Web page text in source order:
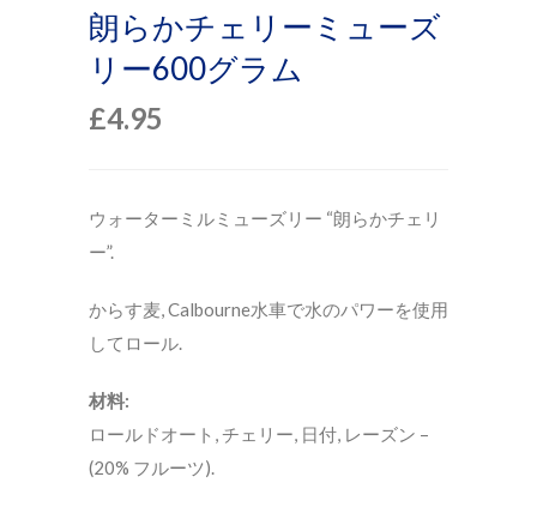
朗らかチェリーミューズ
リー600グラム
£4.95
ウォーターミルミューズリー “朗らかチェリ
ー”.
からす麦, Calbourne水車で水のパワーを使用
してロール.
材料:
ロールドオート, チェリー, 日付, レーズン –
(20% フルーツ).